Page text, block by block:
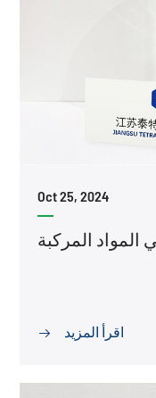
Oct 25, 2024
المواد المركبة
 اقرأ المزيد